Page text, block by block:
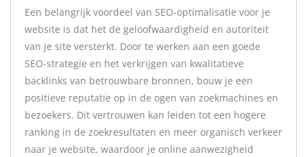
Een belangrijk voordeel van SEO-optimalisatie voor je
website is dat het de geloofwaardigheid en autoriteit
van je site versterkt. Door te werken aan een goede
SEO-strategie en het verkrijgen van kwalitatieve
backlinks van betrouwbare bronnen, bouw je een
positieve reputatie op in de ogen van zoekmachines en
bezoekers. Dit vertrouwen kan leiden tot een hogere
ranking in de zoekresultaten en meer organisch verkeer
naar je website, waardoor je online aanwezigheid